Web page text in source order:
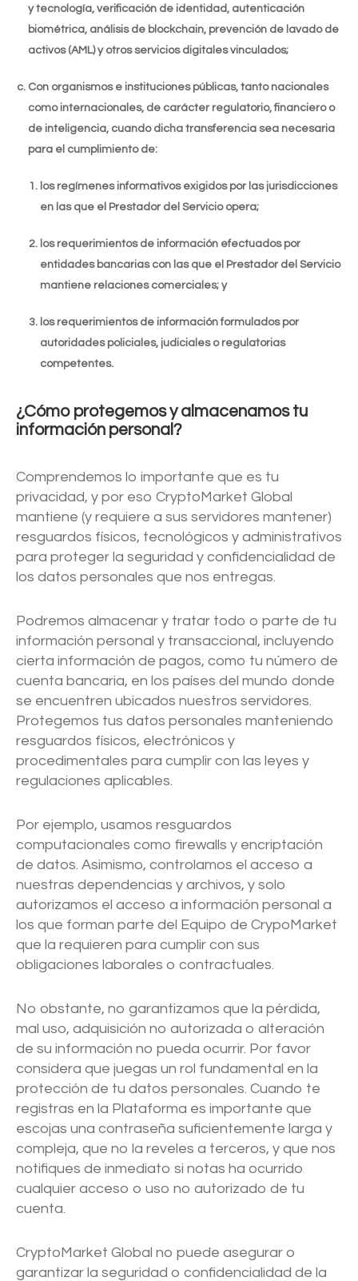
y tecnología, verificación de identidad, autenticación
biométrica, análisis de blockchain, prevención de lavado de
activos (AML) y otros servicios digitales vinculados;
Con organismos e instituciones públicas, tanto nacionales
como internacionales, de carácter regulatorio, financiero o
de inteligencia, cuando dicha transferencia sea necesaria
para el cumplimiento de:
los regímenes informativos exigidos por las jurisdicciones
en las que el Prestador del Servicio opera;
los requerimientos de información efectuados por
entidades bancarias con las que el Prestador del Servicio
mantiene relaciones comerciales; y
los requerimientos de información formulados por
autoridades policiales, judiciales o regulatorias
competentes.
¿Cómo protegemos y almacenamos tu
información personal?
Comprendemos lo importante que es tu
privacidad, y por eso CryptoMarket Global
mantiene (y requiere a sus servidores mantener)
resguardos físicos, tecnológicos y administrativos
para proteger la seguridad y confidencialidad de
los datos personales que nos entregas.
Podremos almacenar y tratar todo o parte de tu
información personal y transaccional, incluyendo
cierta información de pagos, como tu número de
cuenta bancaria, en los países del mundo donde
se encuentren ubicados nuestros servidores.
Protegemos tus datos personales manteniendo
resguardos físicos, electrónicos y
procedimentales para cumplir con las leyes y
regulaciones aplicables.
Por ejemplo, usamos resguardos
computacionales como firewalls y encriptación
de datos. Asimismo, controlamos el acceso a
nuestras dependencias y archivos, y solo
autorizamos el acceso a información personal a
los que forman parte del Equipo de CrypoMarket
que la requieren para cumplir con sus
obligaciones laborales o contractuales.
No obstante, no garantizamos que la pérdida,
mal uso, adquisición no autorizada o alteración
de su información no pueda ocurrir. Por favor
considera que juegas un rol fundamental en la
protección de tu datos personales. Cuando te
registras en la Plataforma es importante que
escojas una contraseña suficientemente larga y
compleja, que no la reveles a terceros, y que nos
notifiques de inmediato si notas ha ocurrido
cualquier acceso o uso no autorizado de tu
cuenta.
CryptoMarket Global no puede asegurar o
garantizar la seguridad o confidencialidad de la